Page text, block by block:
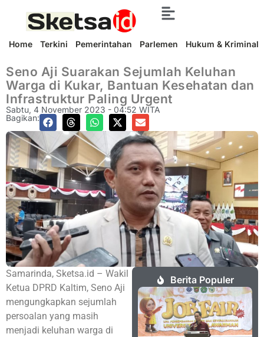
Home Terkini Pemerintahan Parlemen Hukum & Kriminal
Seno Aji Suarakan Sejumlah Keluhan
Warga di Kukar, Bantuan Kesehatan dan
Infrastruktur Paling Urgent
Sabtu, 4 November 2023 - 04:52 WITA
Bagikan:
Samarinda, Sketsa.id – Wakil
Ketua DPRD Kaltim, Seno Aji
mengungkapkan sejumlah
persoalan yang masih
menjadi keluhan warga di
Berita Populer